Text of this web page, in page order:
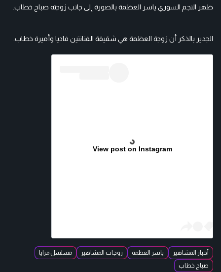
ظهر النجم السوري ياسر العظمة بالصورة إلى جانب زوجته صباح خطاب.
الجدير بالذكر أن زوجة العظمة هي شقيقة الفنانتين فاديا وأميرة خطاب.
View post on Instagram
أخبار المشاهير ياسر العظمة زوجات المشاهير
مسلسل مرايا
صباح خطاب